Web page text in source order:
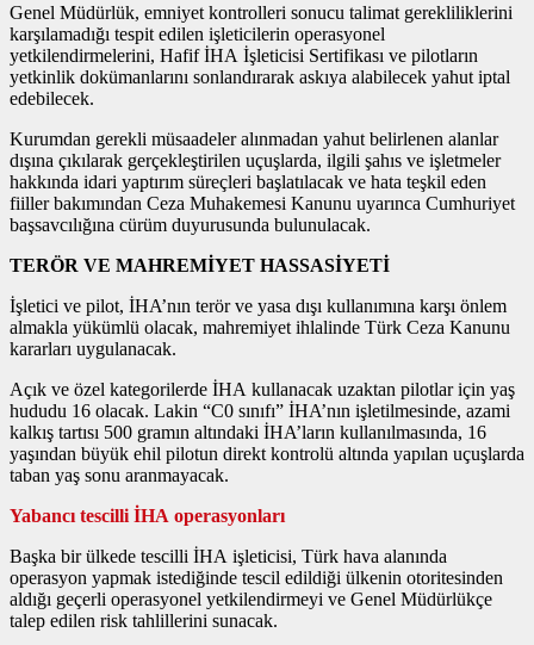
Genel Müdürlük, emniyet kontrolleri sonucu talimat gerekliliklerini
karşılamadığı tespit edilen işleticilerin operasyonel
yetkilendirmelerini, Hafif İHA İşleticisi Sertifikası ve pilotların
yetkinlik dokümanlarını sonlandırarak askıya alabilecek yahut iptal
edebilecek.
Kurumdan gerekli müsaadeler alınmadan yahut belirlenen alanlar
dışına çıkılarak gerçekleştirilen uçuşlarda, ilgili şahıs ve işletmeler
hakkında idari yaptırım süreçleri başlatılacak ve hata teşkil eden
fiiller bakımından Ceza Muhakemesi Kanunu uyarınca Cumhuriyet
başsavcılığına cürüm duyurusunda bulunulacak.
TERÖR VE MAHREMİYET HASSASİYETİ
İşletici ve pilot, İHA’nın terör ve yasa dışı kullanımına karşı önlem
almakla yükümlü olacak, mahremiyet ihlalinde Türk Ceza Kanunu
kararları uygulanacak.
Açık ve özel kategorilerde İHA kullanacak uzaktan pilotlar için yaş
hududu 16 olacak. Lakin “C0 sınıfı” İHA’nın işletilmesinde, azami
kalkış tartısı 500 gramın altındaki İHA’ların kullanılmasında, 16
yaşından büyük ehil pilotun direkt kontrolü altında yapılan uçuşlarda
taban yaş sonu aranmayacak.
Yabancı tescilli İHA operasyonları
Başka bir ülkede tescilli İHA işleticisi, Türk hava alanında
operasyon yapmak istediğinde tescil edildiği ülkenin otoritesinden
aldığı geçerli operasyonel yetkilendirmeyi ve Genel Müdürlükçe
talep edilen risk tahlillerini sunacak.